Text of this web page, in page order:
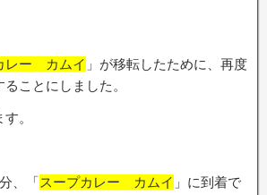
レー カムイ 」が移転したために、再度
ことにしました。
。
、「スープカレー カムイ 」に到着で